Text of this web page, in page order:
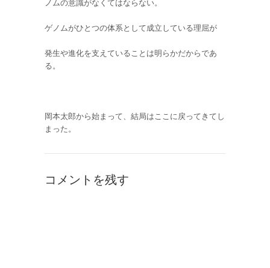
ノムの意識がなくてはならない。
ゲノムがひとつの体系として成立している理屈が
発生や進化を支えていることは明らかだからであ
る。
岡本太郎から始まって、結局はここに戻ってきてし
まった。
コメントを残す